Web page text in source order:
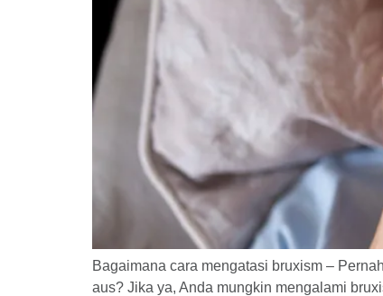
Bagaimana cara mengatasi bruxism –
aus? Jika ya, Anda mungkin mengalami